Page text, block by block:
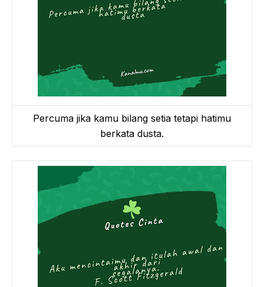
Percuma jika kamu bilang setia tetapi hatimu
berkata dusta.